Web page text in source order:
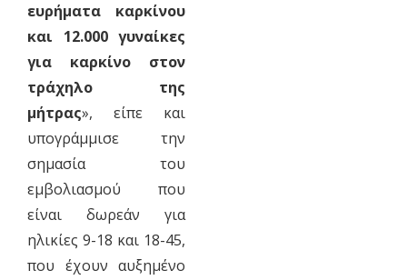
ευρήματα καρκίνου
και 12.000 γυναίκες
για καρκίνο στον
τράχηλο της
μήτρας», είπε και
υπογράμμισε την
σημασία του
εμβολιασμού που
είναι δωρεάν για
ηλικίες 9-18 και 18-45,
που έχουν αυξημένο